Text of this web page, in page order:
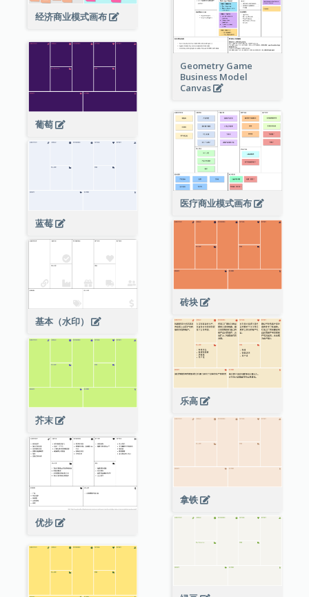
经济商业模式画布
Geometry Game
Business Model
Canvas
葡萄
医疗商业模式画布
蓝莓
砖块
基本（水印）
乐高
芥末
拿铁
优步